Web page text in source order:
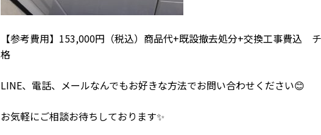
【参考費用】153,000円（税込）商品代+既設撤去処分+交換工事費込
格
LINE、電話、メールなんでもお好きな方法でお問い合わせください😊
お気軽にご相談お待ちしております✨